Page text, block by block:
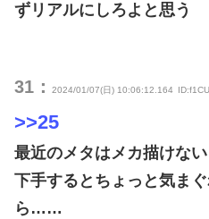
ずリアルにしろよと思う
31： 2024/01/07(日) 10:06:12.164
>>25
最近のメタはメカ描けない
下手するとちょっと気ま
ら……